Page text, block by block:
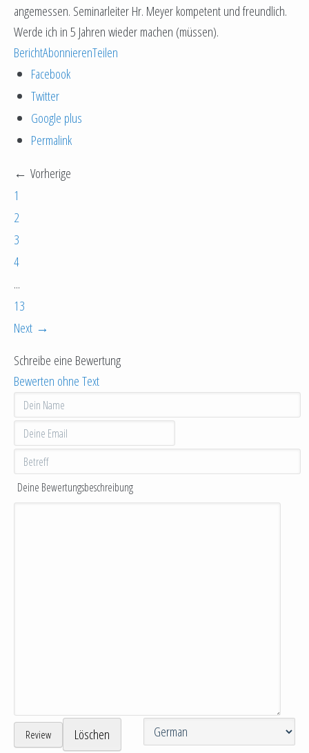
angemessen. Seminarleiter Hr. Meyer kompetent und freundlich.
Werde ich in 5 Jahren wieder machen (müssen).
BerichtAbonnierenTeilen
Facebook
Twitter
Google plus
Permalink
← Vorherige
1
2
3
4
...
13
Next →
Schreibe eine Bewertung
Bewerten ohne Text
Deine Bewertungsbeschreibung
Review Löschen